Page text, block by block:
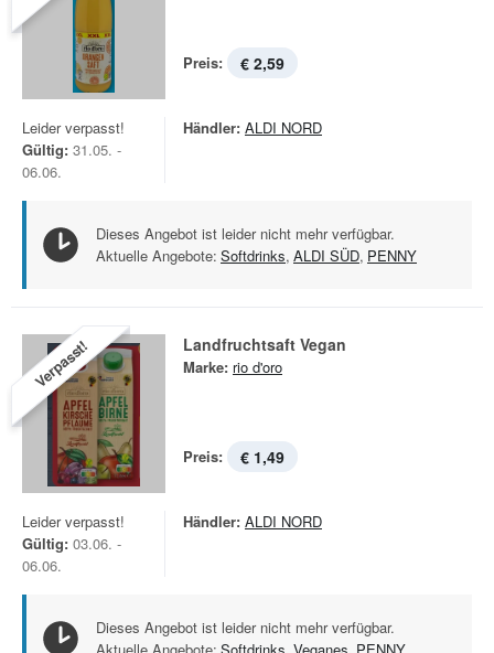
Preis: € 2,59
Leider verpasst!
Gültig: 31.05. -
06.06.
Händler: ALDI NORD
Dieses Angebot ist leider nicht mehr verfügbar.
Aktuelle Angebote: Softdrinks, ALDI SÜD, PENNY
Verpasst! Landfruchtsaft Vegan
Marke: rio d'oro
Preis: € 1,49
Leider verpasst!
Gültig: 03.06. -
06.06.
Händler: ALDI NORD
Dieses Angebot ist leider nicht mehr verfügbar.